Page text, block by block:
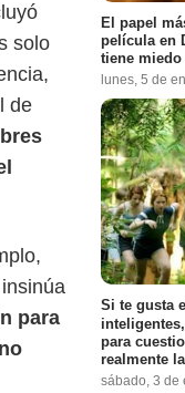
solo
de
para
El papel
película en
tiene
lunes, 5 de
Si te gusta
para
realmente
sábado, 3 de